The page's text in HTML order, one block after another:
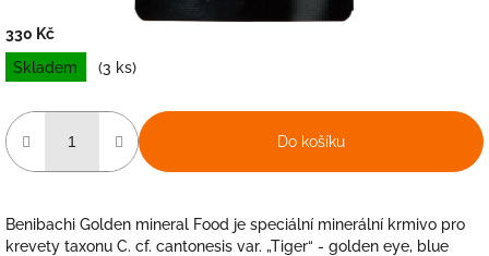
330 Kč
Měrná
cena:
Skladem (3 ks)
Do košíku
Benibachi Golden mineral Food je speciální minerální krmivo pro
krevety taxonu C. cf. cantonesis var. „Tiger“ - golden eye, blue